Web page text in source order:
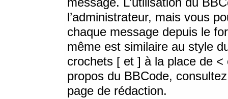
l’administrateur, mais vous
chaque message depuis le
même est similaire au style
crochets [ et ] à la place de <
propos du BBCode,
page de rédaction.